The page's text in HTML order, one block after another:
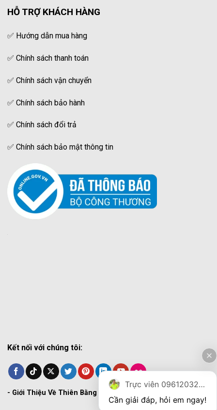
HỖ TRỢ KHÁCH HÀNG
✅ Hướng dẫn mua hàng
✅ Chính sách thanh toán
✅ Chính sách vận chuyển
✅ Chính sách bảo hành
✅ Chính sách đổi trả
✅ Chính sách bảo mật thông tin
Kết nối với chúng tôi:
- Giới Thiệu Về Thiên Bằng
Trực viên 0961203270
Cần giải đáp, hỏi em ngay!